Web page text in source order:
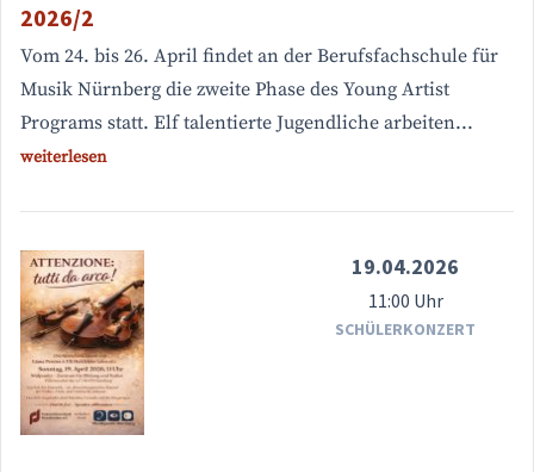
2026/2
Vom 24. bis 26. April findet an der Berufsfachschule für
Musik Nürnberg die zweite Phase des Young Artist
Programs statt. Elf talentierte Jugendliche arbeiten...
weiterlesen
19.04.2026
11:00 Uhr
SCHÜLERKONZERT